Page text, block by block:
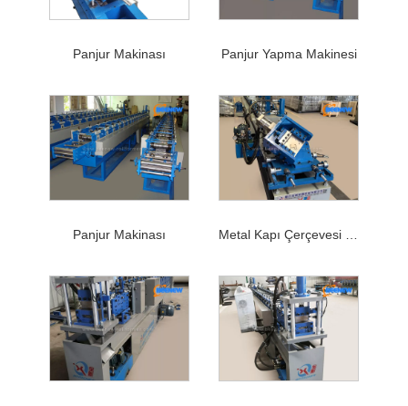
Panjur Makinası Panjur Yapma Makinesi
Panjur Makinası